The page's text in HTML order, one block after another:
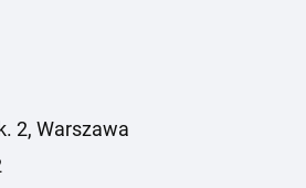
2, Warszawa